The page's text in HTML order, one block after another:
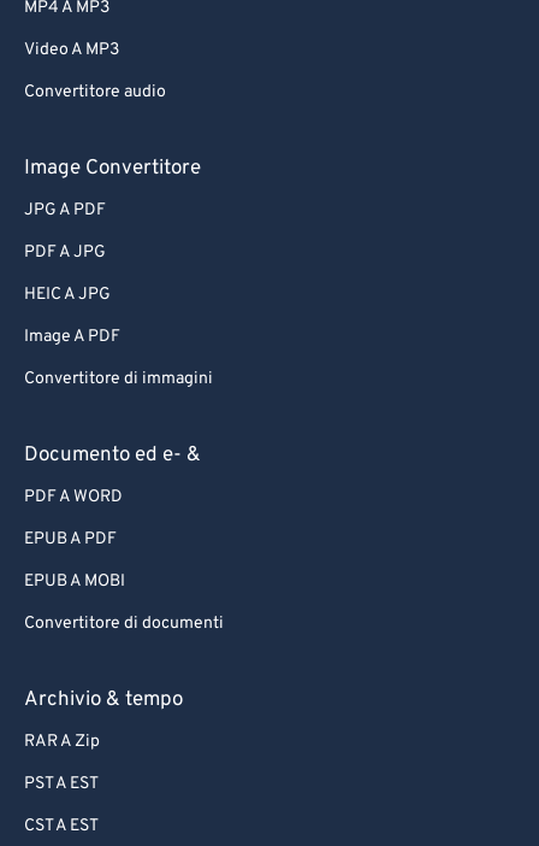
MP4 A MP3
Video A MP3
Convertitore audio
Image Convertitore
JPG A PDF
PDF A JPG
HEIC A JPG
Image A PDF
Convertitore di immagini
Documento ed e- &
PDF A WORD
EPUB A PDF
EPUB A MOBI
Convertitore di documenti
Archivio & tempo
RAR A Zip
PST A EST
CST A EST